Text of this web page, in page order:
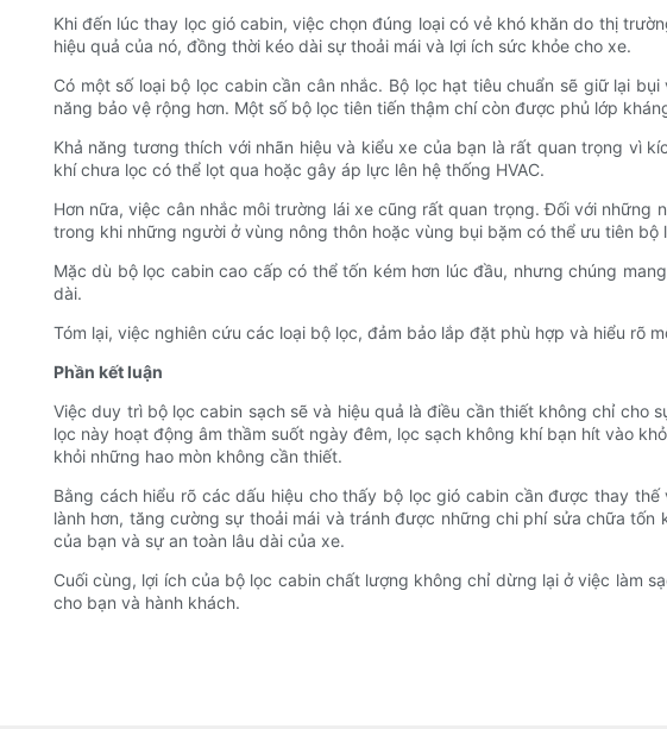
Khi đến lúc thay lọc gió cabin, việc chọn đúng loại có vẻ khó khăn do thị
hiệu quả của nó, đồng thời kéo dài sự thoải mái và lợi ích sức khỏe cho xe.
Có một số loại bộ lọc cabin cần cân nhắc. Bộ lọc hạt tiêu chuẩn sẽ giữ lại
năng bảo vệ rộng hơn. Một số bộ lọc tiên tiến thậm chí còn được phủ lớp
Khả năng tương thích với nhãn hiệu và kiểu xe của bạn là rất quan trọng vì
khí chưa lọc có thể lọt qua hoặc gây áp lực lên hệ thống HVAC.
Hơn nữa, việc cân nhắc môi trường lái xe cũng rất quan trọng. Đối với
trong khi những người ở vùng nông thôn hoặc vùng bụi bặm có thể ưu tiên bộ
Mặc dù bộ lọc cabin cao cấp có thể tốn kém hơn lúc đầu, nhưng chúng
dài.
Tóm lại, việc nghiên cứu các loại bộ lọc, đảm bảo lắp đặt phù hợp và hiểu rõ
Phần kết luận
Việc duy trì bộ lọc cabin sạch sẽ và hiệu quả là điều cần thiết không chỉ
lọc này hoạt động âm thầm suốt ngày đêm, lọc sạch không khí bạn hít vào
khỏi những hao mòn không cần thiết.
Bằng cách hiểu rõ các dấu hiệu cho thấy bộ lọc gió cabin cần được thay
lành hơn, tăng cường sự thoải mái và tránh được những chi phí sửa chữa
của bạn và sự an toàn lâu dài của xe.
Cuối cùng, lợi ích của bộ lọc cabin chất lượng không chỉ dừng lại ở việc làm
cho bạn và hành khách.